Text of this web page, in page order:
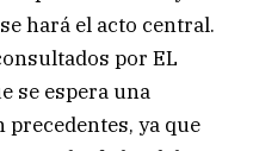
hará el acto central.
por EL
se espera una
ya que